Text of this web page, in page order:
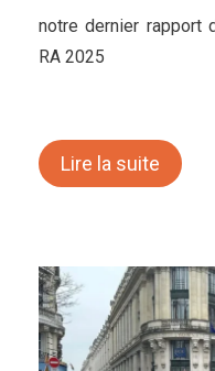
notre dernier rapport
RA 2025
Lire la suite